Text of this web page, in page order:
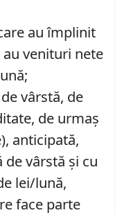
au împlinit
venituri nete
vârstă, de
de urmaş
anticipată,
vârstă şi cu
lei/lună,
face parte